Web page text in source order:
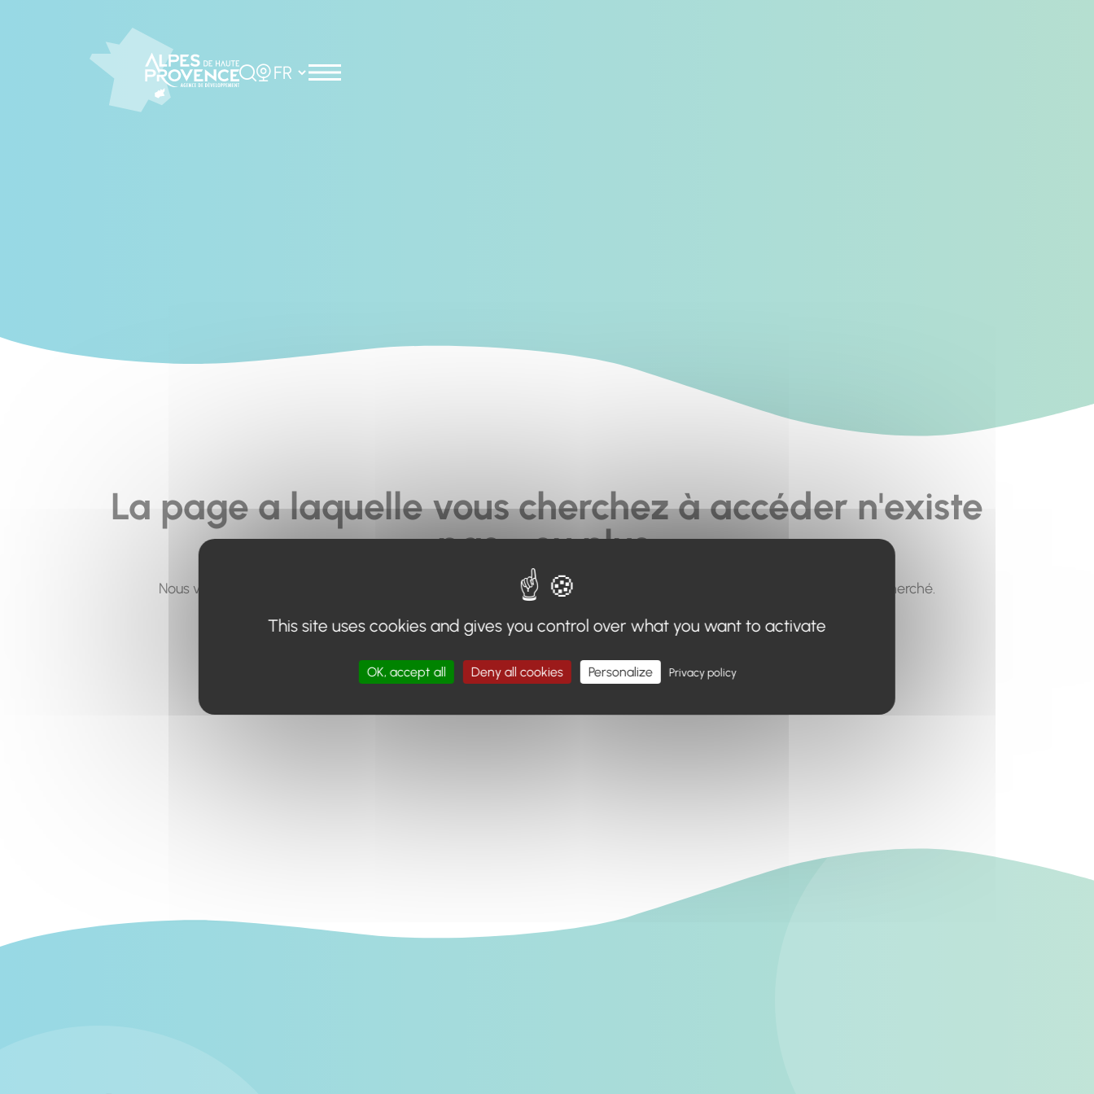
Rechercher
Choisir la langue
La page a laquelle vous cherchez à accéder n'existe
pas... ou plus.
Nous vous invitons à utiliser le moteur de recherche en haut de page, ou à utiliser le menu pour trouver le contenu recherché.
Retour à l'accueil
This site uses cookies and gives you control over what you want to activate
OK, accept all Deny all cookies Personalize Privacy policy